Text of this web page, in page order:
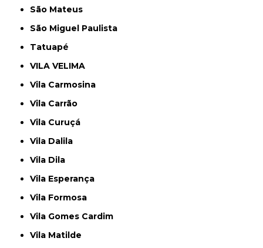
São Mateus
São Miguel Paulista
Tatuapé
VILA VELIMA
Vila Carmosina
Vila Carrão
Vila Curuçá
Vila Dalila
Vila Dila
Vila Esperança
Vila Formosa
Vila Gomes Cardim
Vila Matilde